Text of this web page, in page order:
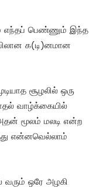
எந்தப் பெண்ணும் இந்த
க(டி)னமான
சூழலில் ஒரு
வாழ்க்கையில்
மூலம் மலடி என்ற
என்னவெல்லாம்
ஒரே அழகி